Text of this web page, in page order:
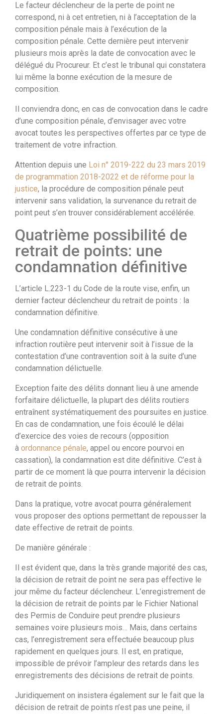
Le facteur déclencheur de la perte de point ne
correspond, ni à cet entretien, ni à l’acceptation de la
composition pénale mais à l’exécution de la
composition pénale. Cette dernière peut intervenir
plusieurs mois après la date de convocation avec le
délégué du Procureur. Et c’est le tribunal qui constatera
lui même la bonne exécution de la mesure de
composition.
Il conviendra donc, en cas de convocation dans le cadre
d’une composition pénale, d’envisager avec votre
avocat toutes les perspectives offertes par ce type de
traitement de votre infraction.
Attention depuis une Loi n° 2019-222 du 23 mars 2019
de programmation 2018-2022 et de réforme pour la
justice, la procédure de composition pénale peut
intervenir sans validation, la survenance du retrait de
point peut s’en trouver considérablement accélérée.
Quatrième possibilité de
retrait de points: une
condamnation définitive
L’article L.223-1 du Code de la route vise, enfin, un
dernier facteur déclencheur du retrait de points : la
condamnation définitive.
Une condamnation définitive consécutive à une
infraction routière peut intervenir soit à l’issue de la
contestation d’une contravention soit à la suite d’une
condamnation délictuelle.
Exception faite des délits donnant lieu à une amende
forfaitaire délictuelle, la plupart des délits routiers
entraînent systématiquement des poursuites en justice.
En cas de condamnation, une fois écoulé le délai
d’exercice des voies de recours (opposition
à ordonnance pénale, appel ou encore pourvoi en
cassation), la condamnation est dite définitive. C’est à
partir de ce moment là que pourra intervenir la décision
de retrait de points.
Dans la pratique, votre avocat pourra généralement
vous proposer des options permettant de repousser la
date effective de retrait de points.
De manière générale :
Il est évident que, dans la très grande majorité des cas,
la décision de retrait de point ne sera pas effective le
jour même du facteur déclencheur. L’enregistrement de
la décision de retrait de points par le Fichier National
des Permis de Conduire peut prendre plusieurs
semaines voire plusieurs mois… Mais, dans certains
cas, l’enregistrement sera effectuée beaucoup plus
rapidement en quelques jours. Il est, en pratique,
impossible de prévoir l’ampleur des retards dans les
enregistrements des décisions de retrait de points.
Juridiquement on insistera également sur le fait que la
décision de retrait de points n’est pas une peine, il